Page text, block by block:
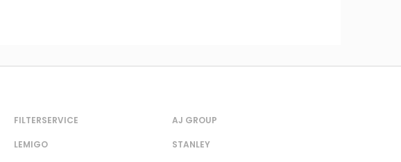
FILTERSERVICE
LEMIGO
AJ GROUP
STANLEY